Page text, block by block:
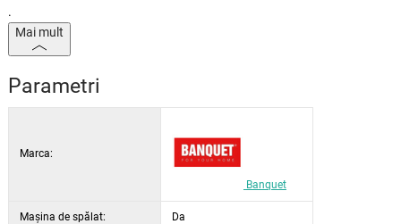
.
Mai mult
Parametri
Marca:
Banquet
Maşina de spălat: Da